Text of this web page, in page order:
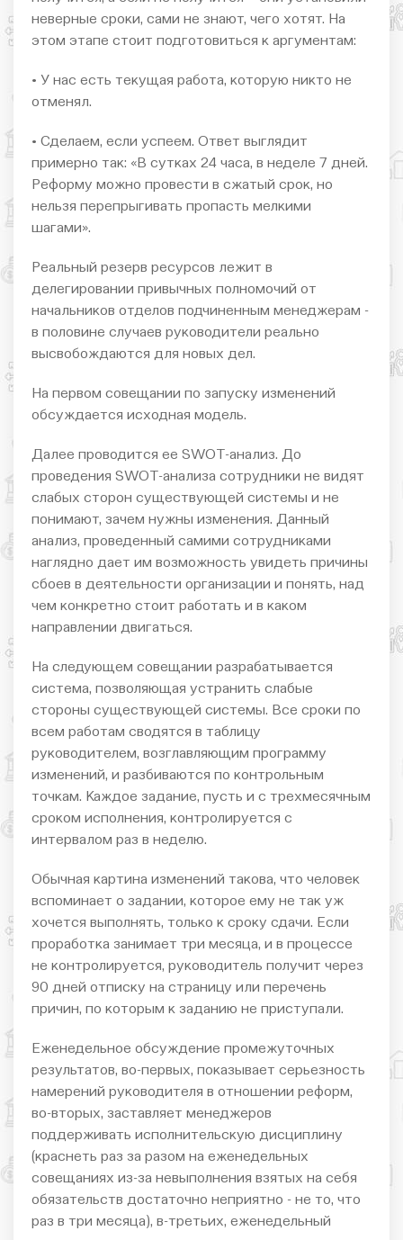
неверные сроки, сами не знают, чего хотят. На
этом этапе стоит подготовиться к аргументам:
• У нас есть текущая работа, которую никто не
отменял.
• Сделаем, если успеем. Ответ выглядит
примерно так: «В сутках 24 часа, в неделе 7 дней.
Реформу можно провести в сжатый срок, но
нельзя перепрыгивать пропасть мелкими
шагами».
Реальный резерв ресурсов лежит в
делегировании привычных полномочий от
начальников отделов подчиненным менеджерам -
в половине случаев руководители реально
высвобождаются для новых дел.
На первом совещании по запуску изменений
обсуждается исходная модель.
Далее проводится ее SWOT-анализ. До
проведения SWOT-анализа сотрудники не видят
слабых сторон существующей системы и не
понимают, зачем нужны изменения. Данный
анализ, проведенный самими сотрудниками
наглядно дает им возможность увидеть причины
сбоев в деятельности организации и понять, над
чем конкретно стоит работать и в каком
направлении двигаться.
На следующем совещании разрабатывается
система, позволяющая устранить слабые
стороны существующей системы. Все сроки по
всем работам сводятся в таблицу
руководителем, возглавляющим программу
изменений, и разбиваются по контрольным
точкам. Каждое задание, пусть и с трехмесячным
сроком исполнения, контролируется с
интервалом раз в неделю.
Обычная картина изменений такова, что человек
вспоминает о задании, которое ему не так уж
хочется выполнять, только к сроку сдачи. Если
проработка занимает три месяца, и в процессе
не контролируется, руководитель получит через
90 дней отписку на страницу или перечень
причин, по которым к заданию не приступали.
Еженедельное обсуждение промежуточных
результатов, во-первых, показывает серьезность
намерений руководителя в отношении реформ,
во-вторых, заставляет менеджеров
поддерживать исполнительскую дисциплину
(краснеть раз за разом на еженедельных
совещаниях из-за невыполнения взятых на себя
обязательств достаточно неприятно - не то, что
раз в три месяца), в-третьих, еженедельный